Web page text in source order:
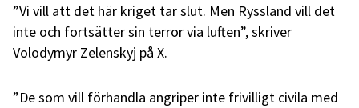
”Vi vill att det här kriget tar slut. Men Ryssland vill det
inte och fortsätter sin terror via luften”, skriver
Volodymyr Zelenskyj på X.
”De som vill förhandla angriper inte frivilligt civila med